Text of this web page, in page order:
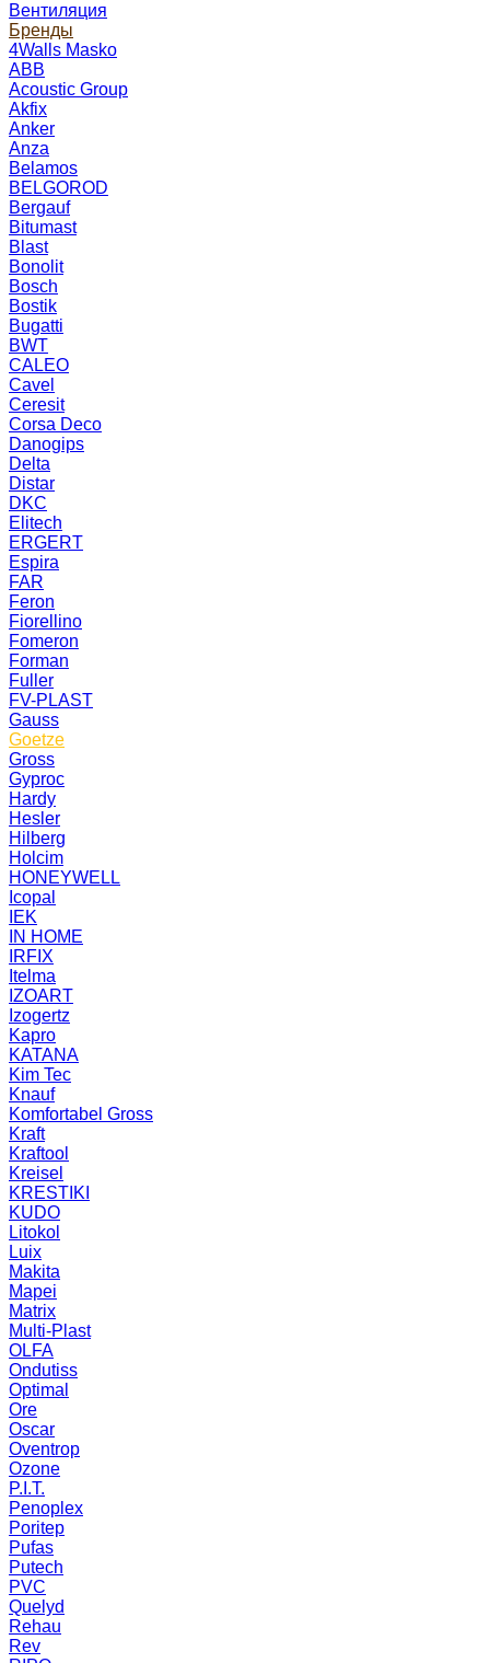
Вентиляция
Бренды
4Walls Masko
ABB
Acoustic Group
Akfix
Anker
Anza
Belamos
BELGOROD
Bergauf
Bitumast
Blast
Bonolit
Bosch
Bostik
Bugatti
BWT
CALEO
Cavel
Ceresit
Corsa Deco
Danogips
Delta
Distar
DKC
Elitech
ERGERT
Espira
FAR
Feron
Fiorellino
Fomeron
Forman
Fuller
FV-PLAST
Gauss
Goetze
Gross
Gyproc
Hardy
Hesler
Hilberg
Holcim
HONEYWELL
Icopal
IEK
IN HOME
IRFIX
Itelma
IZOART
Izogertz
Kapro
KATANA
Kim Tec
Knauf
Komfortabel Gross
Kraft
Kraftool
Kreisel
KRESTIKI
KUDO
Litokol
Luix
Makita
Mapei
Matrix
Multi-Plast
OLFA
Ondutiss
Optimal
Ore
Oscar
Oventrop
Ozone
P.I.T.
Penoplex
Poritep
Pufas
Putech
PVC
Quelyd
Rehau
Rev